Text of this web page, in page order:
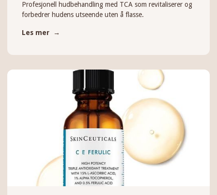
Profesjonell hudbehandling med TCA som revitaliserer og
forbedrer hudens utseende uten å flasse.
Les mer →